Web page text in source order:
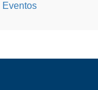
Eventos